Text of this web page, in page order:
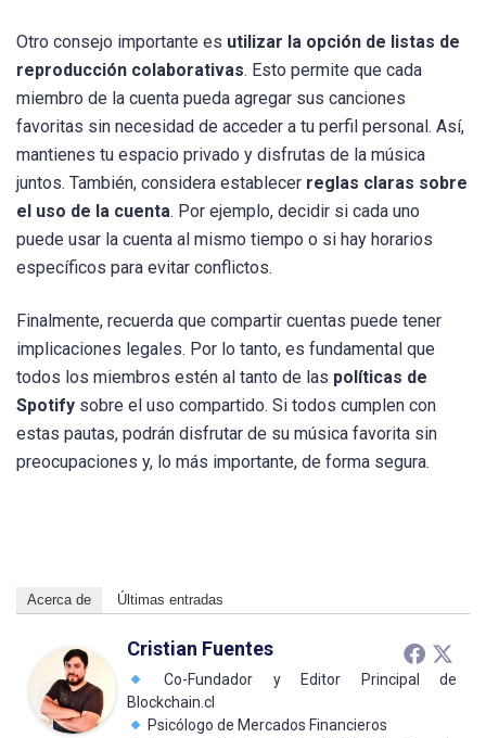
Otro consejo importante es utilizar la opción de listas de
reproducción colaborativas. Esto permite que cada
miembro de la cuenta pueda agregar sus canciones
favoritas sin necesidad de acceder a tu perfil personal. Así,
mantienes tu espacio privado y disfrutas de la música
juntos. También, considera establecer reglas claras sobre
el uso de la cuenta. Por ejemplo, decidir si cada uno
puede usar la cuenta al mismo tiempo o si hay horarios
específicos para evitar conflictos.
Finalmente, recuerda que compartir cuentas puede tener
implicaciones legales. Por lo tanto, es fundamental que
todos los miembros estén al tanto de las políticas de
Spotify sobre el uso compartido. Si todos cumplen con
estas pautas, podrán disfrutar de su música favorita sin
preocupaciones y, lo más importante, de forma segura.
Acerca de Últimas entradas
Cristian Fuentes
Co-Fundador y Editor Principal de
Blockchain.cl
Psicólogo de Mercados Financieros